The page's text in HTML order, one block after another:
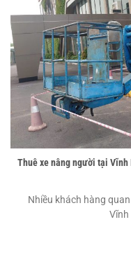
Thuê xe nâng người tại
Nhiều khách hàng
Vĩnh